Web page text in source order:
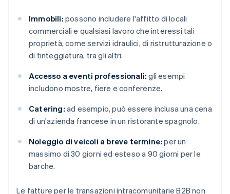
Immobili: possono includere l'affitto di locali
commerciali e qualsiasi lavoro che interessi tali
proprietà, come servizi idraulici, di ristrutturazione o
di tinteggiatura, tra gli altri.
Accesso a eventi professionali: gli esempi
includono mostre, fiere e conferenze.
Catering: ad esempio, può essere inclusa una cena
di un'azienda francese in un ristorante spagnolo.
Noleggio di veicoli a breve termine: per un
massimo di 30 giorni ed esteso a 90 giorni per le
barche.
Le fatture per le transazioni intracomunitarie B2B non